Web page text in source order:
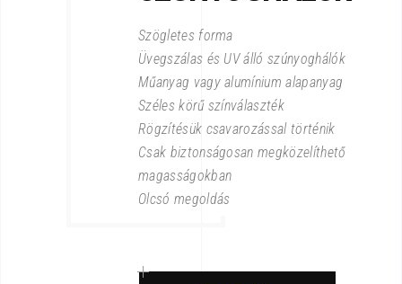
Szögletes forma
Üvegszálas és UV álló szúnyoghálók
Műanyag vagy alumínium alapanyag
Széles körű színválaszték
Rögzítésük csavarozással történik
Csak biztonságosan megközelíthető
magasságokban
Olcsó megoldás